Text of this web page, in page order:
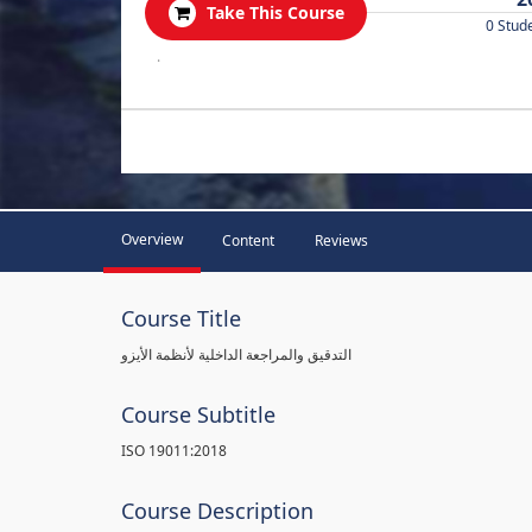
Take This Course
0
.
Overview Content Reviews
Course Title
التدقيق والمراجعة الداخلية لأنظمة الأيزو
Course Subtitle
ISO 19011:2018
Course Description